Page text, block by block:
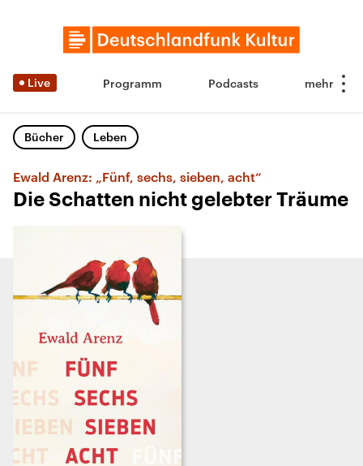
Live Programm Podcasts
Bücher Leben
Ewald Arenz: „Fünf, sechs, sieben, acht“
Die Schatten nicht gelebter Träume